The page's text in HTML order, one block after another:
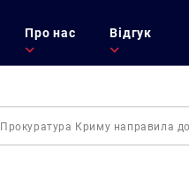
Про нас Відгук
Прокуратура Криму направила